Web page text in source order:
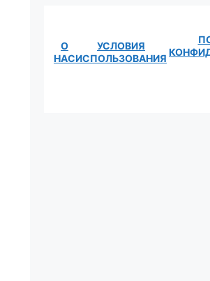
О
НАС
УСЛОВИЯ
ИСПОЛЬЗОВАНИЯ